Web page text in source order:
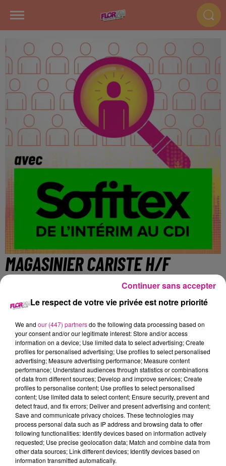
MAGASINIER CARISTE H/F
Colmar
https://www.sofitex.fr/FR/offres-emploi-interim-cdi/detail-
up97b6e4tl.html
Nous recrutons pour l'un de nos clients un magasinier-
cariste H/F.
Vos missions :
préparation de commandes
reconditionnement
conduite de chariot avec CACES 1-3-5
Le respect de votre vie privée est notre priorité
We and our (447) partnersdo the following data processing based on
your consent and/or our legitimate interest: Store and/or access
information on a device; Use limited data to select advertising; Create
profiles for personalised advertising; Use profiles to select personalised
advertising; Measure advertising performance; Measure content
performance; Understand audiences through statistics or combinations
of data from different sources; Develop and improve services; Create
profiles to personalise content; Use profiles to select personalised
content; Use limited data to select content; Ensure security, prevent and
detect fraud, and fix errors; Deliver and present advertising and content;
Save and communicate privacy choices. These technologies may
process personal data such as IP address and browsing data to offer
following functionalities: Identify devices based on information actively
requested; Use precise geolocation data; Match and combine data from
other data sources; Link different devices; Identify devices based on
information transmitted automatically.
Continuer sans accepter